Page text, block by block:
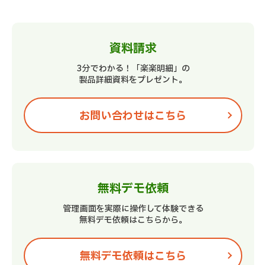
資料請求
3分でわかる！「楽楽明細」の
製品詳細資料をプレゼント。
お問い合わせはこちら
無料デモ依頼
管理画面を実際に操作して体験できる
無料デモ依頼はこちらから。
無料デモ依頼はこちら